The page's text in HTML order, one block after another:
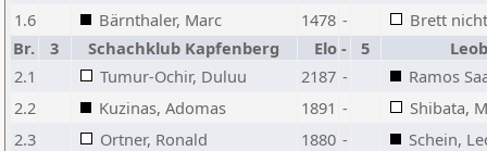
1.6
Bärnthaler, Marc 1478 -
Brett
Br.
3 Schachklub Kapfenberg Elo - 5
2.1
Tumur-Ochir, Duluu 2187 -
Ramos
2.2
Kuzinas, Adomas 1891 -
Shibata,
2.3
Ortner, Ronald 1880 -
Schein,